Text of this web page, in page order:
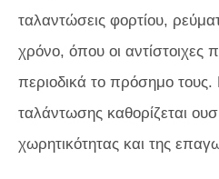
ταλαντώσεις φορτίου,
χρόνο, όπου οι αντίστοιχες
περιοδικά το πρόσημο
ταλάντωσης καθορίζεται
χωρητικότητας και της